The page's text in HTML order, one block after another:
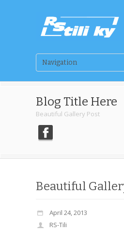
Blog Title Here
Beautiful Gallery Post
Beautiful
April 24, 2013
RS-Tili